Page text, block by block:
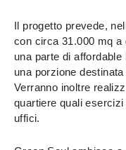
Il progetto prevede,
con circa 31.000 mq
una parte di
una porzione
Verranno inoltre
quartiere quali
uffici.